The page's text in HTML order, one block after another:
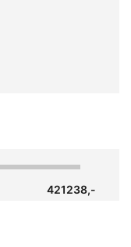
421238,-